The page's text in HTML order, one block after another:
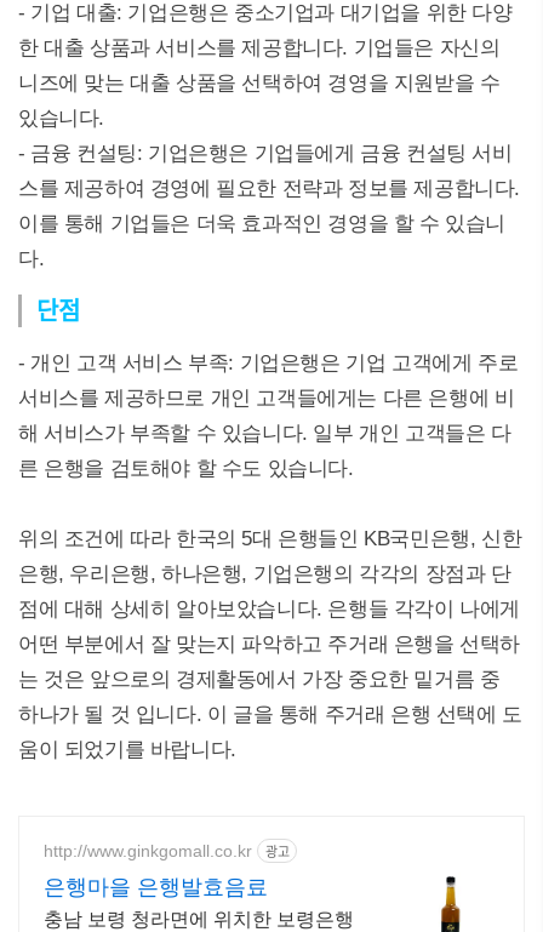
- 기업 대출: 기업은행은 중소기업과 대기업을 위한 다양
한 대출 상품과 서비스를 제공합니다. 기업들은 자신의
니즈에 맞는 대출 상품을 선택하여 경영을 지원받을 수
있습니다.
- 금융 컨설팅: 기업은행은 기업들에게 금융 컨설팅 서비
스를 제공하여 경영에 필요한 전략과 정보를 제공합니다.
이를 통해 기업들은 더욱 효과적인 경영을 할 수 있습니
다.
단점
- 개인 고객 서비스 부족: 기업은행은 기업 고객에게 주로
서비스를 제공하므로 개인 고객들에게는 다른 은행에 비
해 서비스가 부족할 수 있습니다. 일부 개인 고객들은 다
른 은행을 검토해야 할 수도 있습니다.
위의 조건에 따라 한국의 5대 은행들인 KB국민은행, 신한
은행, 우리은행, 하나은행, 기업은행의 각각의 장점과 단
점에 대해 상세히 알아보았습니다. 은행들 각각이 나에게
어떤 부분에서 잘 맞는지 파악하고 주거래 은행을 선택하
는 것은 앞으로의 경제활동에서 가장 중요한 밑거름 중
하나가 될 것 입니다. 이 글을 통해 주거래 은행 선택에 도
움이 되었기를 바랍니다.
http://www.ginkgomall.co.kr 광고
은행마을 은행발효음료
충남 보령 청라면에 위치한 보령은행